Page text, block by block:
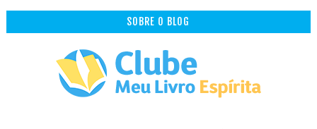
SOBRE O BLOG